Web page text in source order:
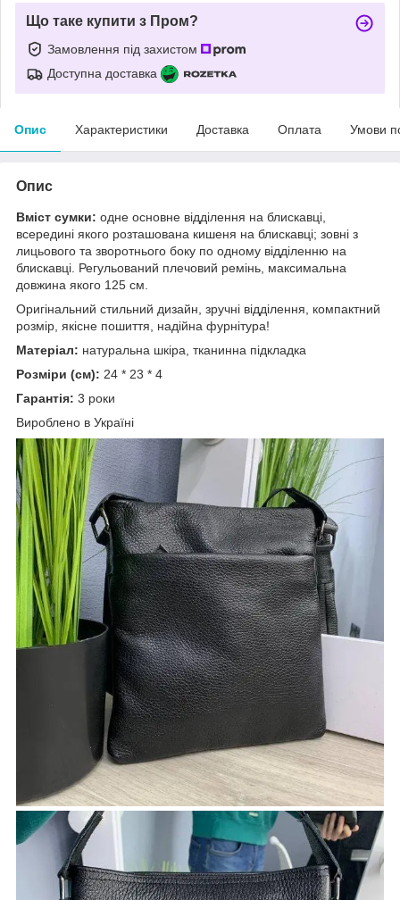
Що таке купити з Пром?
Замовлення під захистом
Доступна доставка
Опис Характеристики Доставка Оплата Умови
Опис
Вміст сумки: одне основне відділення на блискавці,
всередині якого розташована кишеня на блискавці; зовні з
лицьового та зворотнього боку по одному відділенню на
блискавці. Регульований плечовий ремінь, максимальна
довжина якого 125 см.
Оригінальний стильний дизайн, зручні відділення, компактний
розмір, якісне пошиття, надійна фурнітура!
Матеріал: натуральна шкіра, тканинна підкладка
Розміри (см): 24 * 23 * 4
Гарантія: 3 роки
Вироблено в Україні